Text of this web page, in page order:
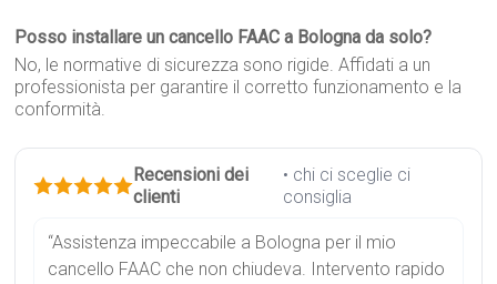
Posso installare un cancello FAAC a Bologna da solo?
No, le normative di sicurezza sono rigide. Affidati a un
professionista per garantire il corretto funzionamento e la
conformità.
Recensioni dei
clienti
• chi ci sceglie ci
consiglia
“Assistenza impeccabile a Bologna per il mio
cancello FAAC che non chiudeva. Intervento rapido